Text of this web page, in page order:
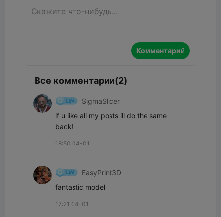
Комментарий
Все комментарии(2)
SigmaSlicer
if u like all my posts ill do the same
back!
18:50 04-01
EasyPrint3D
fantastic model
17:21 04-01